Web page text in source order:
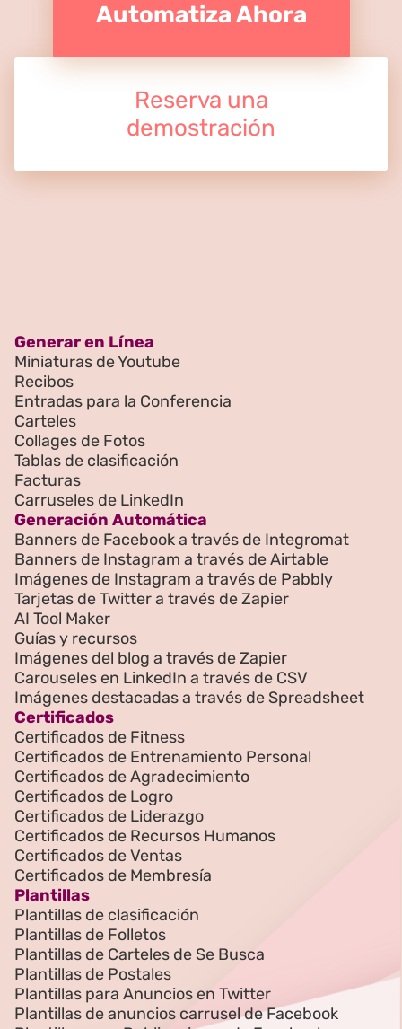
Automatiza Ahora
Reserva una
demostración
Generar en Línea
Miniaturas de Youtube
Recibos
Entradas para la Conferencia
Carteles
Collages de Fotos
Tablas de clasificación
Facturas
Carruseles de LinkedIn
Generación Automática
Banners de Facebook a través de Integromat
Banners de Instagram a través de Airtable
Imágenes de Instagram a través de Pabbly
Tarjetas de Twitter a través de Zapier
AI Tool Maker
Guías y recursos
Imágenes del blog a través de Zapier
Carouseles en LinkedIn a través de CSV
Imágenes destacadas a través de Spreadsheet
Certificados
Certificados de Fitness
Certificados de Entrenamiento Personal
Certificados de Agradecimiento
Certificados de Logro
Certificados de Liderazgo
Certificados de Recursos Humanos
Certificados de Ventas
Certificados de Membresía
Plantillas
Plantillas de clasificación
Plantillas de Folletos
Plantillas de Carteles de Se Busca
Plantillas de Postales
Plantillas para Anuncios en Twitter
Plantillas de anuncios carrusel de Facebook